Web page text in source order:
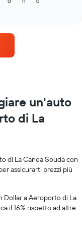
un'auto
di La
di La Canea Souda con
assicurarti prezzi più
Dollar a Aeroporto di La
il 16% rispetto ad altre